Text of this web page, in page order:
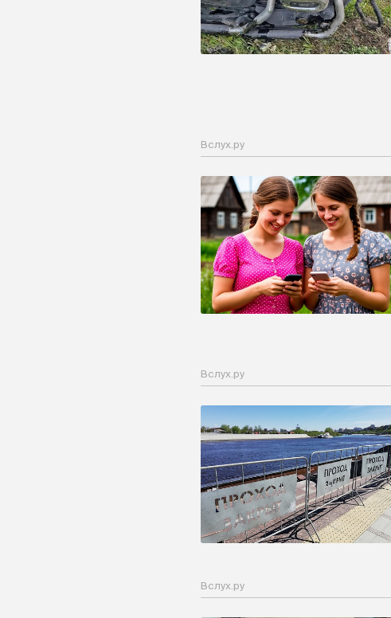
Вслух.ру
Вслух.ру
Вслух.ру